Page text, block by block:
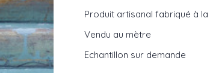
Produit artisanal fabriqué à la
Vendu au mètre
Echantillon sur demande